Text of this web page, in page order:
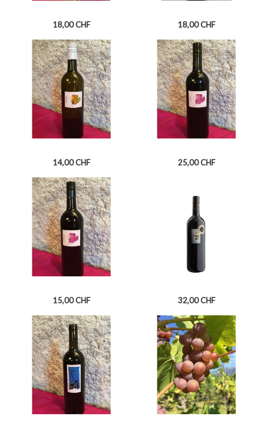
LA FESTIVE
Prix
18,00 CHF FULLY ASSEMBLAGE ROUGE
Prix
18,00 CHF
FENDANT DE SAXON
Prix
14,00 CHF DIVICO
Prix
25,00 CHF
GAMAY DE FULLY
Prix
15,00 CHF SYRAH CUVÉE ST GOTHARD
Prix
32,00 CHF